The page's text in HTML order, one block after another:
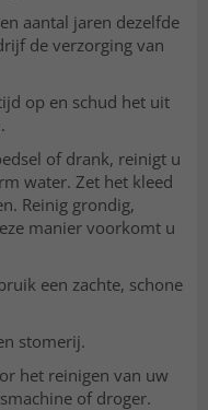
aantal jaren dezelfde
de verzorging van
op en schud het uit
of drank, reinigt u
water. Zet het kleed
Reinig grondig,
manier voorkomt u
een zachte, schone
stomerij.
het reinigen van uw
of droger.